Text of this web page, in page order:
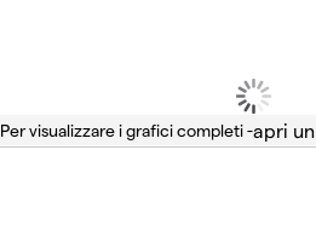
Per visualizzare i grafici completi -